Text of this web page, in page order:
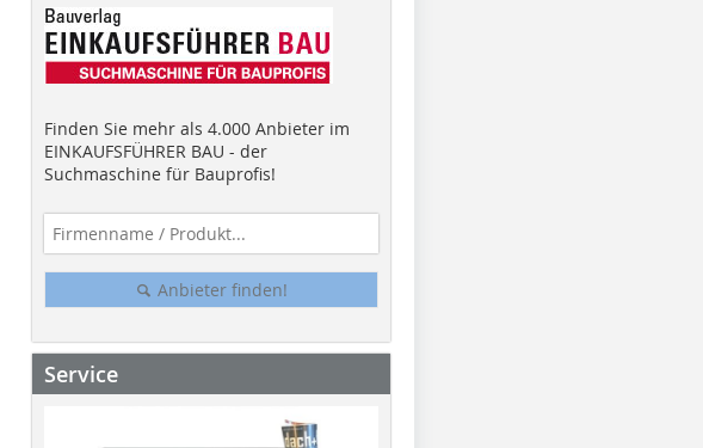
Finden Sie mehr als 4.000 Anbieter im
EINKAUFSFÜHRER BAU - der
Suchmaschine für Bauprofis!
Anbieter finden!
Service